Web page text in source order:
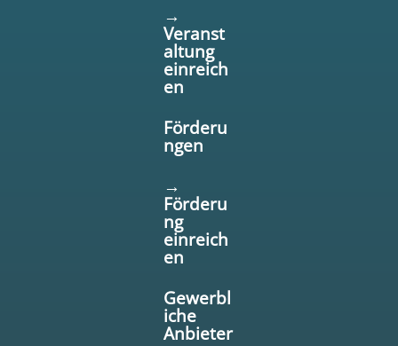
→
Veranst
altung
einreich
en
Förderu
ngen
→
Förderu
ng
einreich
en
Gewerbl
iche
Anbieter